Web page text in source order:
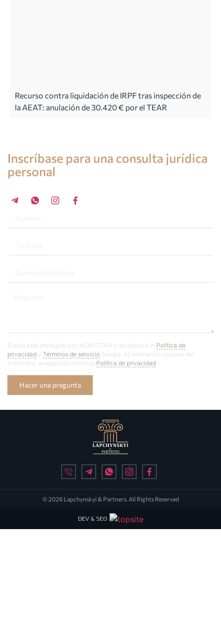
Recurso contra liquidación de IRPF tras inspección de
la AEAT: anulación de 30.420 € por el TEAR
Inscríbase para una consulta jurídica
personal
El sitio está protegido por reCAPTCHA y se aplica a él Política de
privacidad y Términos de servicio Google. Al rellenar los campos del
formulario, aceptas los términos Política de privacidad
Hacer una pregunta
© 2026 Lapchynskyi & Partners. All Rights Reserved
DEV & SEO